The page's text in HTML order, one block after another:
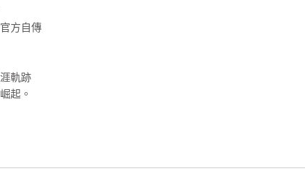
生活。他的故事將激勵年輕一代的新加坡人。
坡外交部長
信德商人從十九世紀末以來就已開始經商的城市），而且令人驚
能獲得成功。我可以很有自信地這麼說，是因為我的堂兄弟姊妹
）和蘇利南（Suriname）、非洲的奈及利亞和迦納
然還有孟買和加爾各答（Calcutta）。我很可能出生在這些地方當
坡的偶然事件，是我父親莫罕達斯．馬布巴尼（Mohandas
方自傳
軌跡